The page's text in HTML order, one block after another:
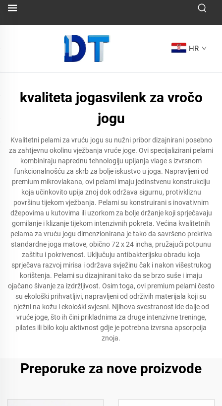
HR
kvaliteta jogasvilenk za vročo
jogu
Kvalitetni pelami za vruću jogu su nužni pribor dizajnirani posebno
za zahtjevnu okolinu vježbanja vruće joge. Ovi specijalizirani pelami
kombiniraju naprednu tehnologiju upijanja vlage s izvrsnom
funkcionalnošću za skrb za bolje iskustvo u joga. Napravljeni od
premium mikrovlakana, ovi pelami imaju jedinstvenu konstrukciju
koja učinkovito upija znoj dok održava sigurnu, protivkliznu
površinu tijekom vježbanja. Pelami su konstruirani s inovativnim
džepovima u kutovima ili uzorkom za bolje držanje koji sprječavaju
gomilanje i klizanje tijekom intenzivnih pokreta. Većina kvalitetnih
pelama za vruću jogu dimenzionirana je tako da savršeno prekriva
standardne joga matove, obično 72 x 24 incha, pružajući potpunu
zaštitu i pokrivenost. Uključuju antibakterijsku obradu koja
sprječava razvoj mirisa i održava svježinu čak i nakon višestrukog
korištenja. Pelami su dizajnirani tako da se brzo suše i imaju
ojačano šivanje za izdržljivost. Osim toga, ovi premium pelami često
su ekološki prihvatljivi, napravljeni od održivih materijala koji su
nježni na kožu i ekološki svjesni. Njihova svestranost ide dalje od
vruće joge, što ih čini prikladnima za druge intenzivne treninge,
pilates ili bilo koju aktivnost gdje je potrebna izvrsna apsorpcija
znoja.
Preporuke za nove proizvode